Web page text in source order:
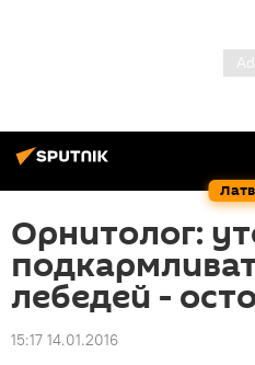
Орнитолог:
лебедей -
15:17 14.01.2016